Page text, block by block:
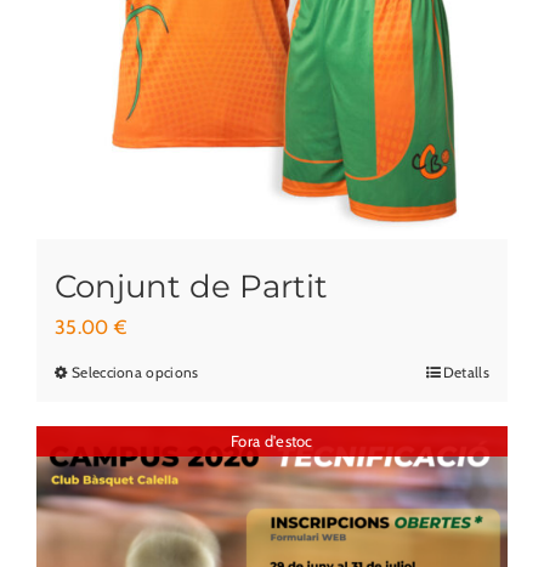
Conjunt de Partit
35.00€
Selecciona opcionsAquest
diverses
variants.
Les
Detalls
Fora d'estoc